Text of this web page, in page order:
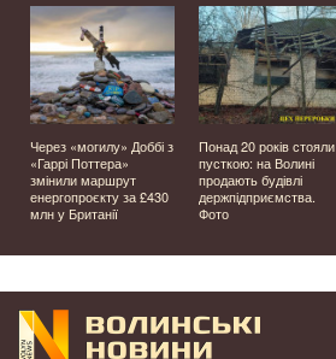
Через «могилу» Доббі з
«Гаррі Поттера»
змінили маршрут
енергопроєкту за £430
млн у Британії
Понад 20 років стояли
пусткою: на Волині
продають будівлі
держпідприємства.
Фото